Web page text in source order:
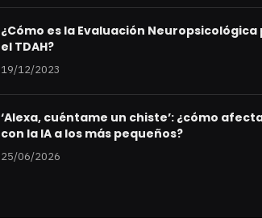
¿Cómo es la Evaluación
el TDAH?
19/12/2023
‘Alexa, cuéntame un chiste’: ¿cómo
con la IA a los más pequeños?
25/06/2026